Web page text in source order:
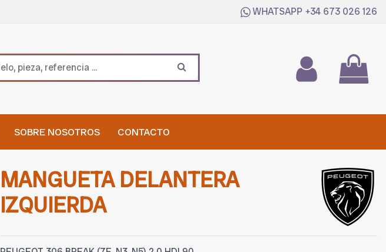
WHATSAPP +34 673 026 126
SOBRE NOSOTROS CONTACTO
MANGUETA DELANTERA
IZQUIERDA